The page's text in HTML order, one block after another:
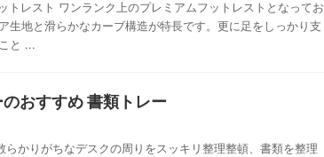
トレスト ワンランク上のプレミアムフットレストとなってお
生地と滑らかなカーブ構造が特長です。更に足をしっかり支
と ...
おすすめ 書類トレー
らかりがちなデスクの周りをスッキリ整理整頓、書類を整理